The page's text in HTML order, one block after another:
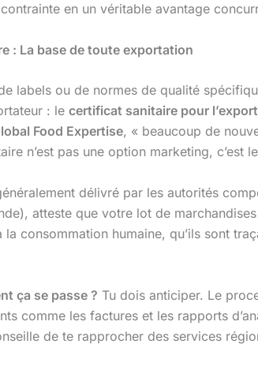
en un véritable avantage
: La base de toute exportation
labels ou de normes de qualité
: le certificat sanitaire pour l’export
Food Expertise, « beaucoup de
n’est pas une option marketing,
délivré par les autorités
atteste que votre lot de
consommation humaine, qu’ils sont
ça se passe ? Tu dois anticiper. Le
comme les factures et les rapports
de te rapprocher des services